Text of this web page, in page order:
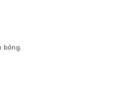
bóng.